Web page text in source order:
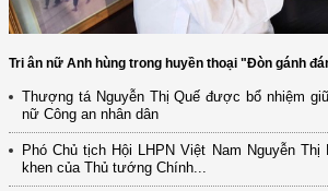
Tri ân nữ Anh hùng trong huyền thoại "Đòn gánh
Thượng tá Nguyễn Thị Quế được bổ nhiệm
nữ Công an nhân dân
Phó Chủ tịch Hội LHPN Việt Nam Nguyễn Thị
khen của Thủ tướng Chính...
(12/TB-HĐKH) V/v đăng ký, đề xuất nhiệm vụ
đổi mới ...